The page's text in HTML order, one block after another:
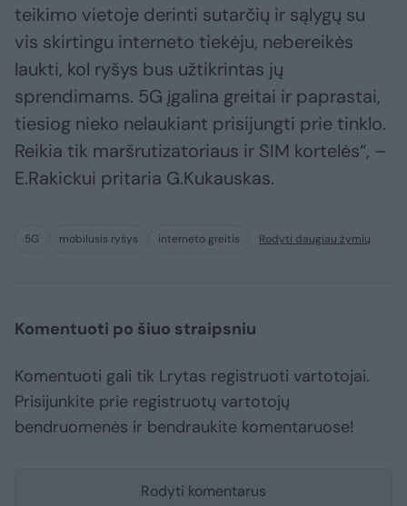
teikimo vietoje derinti sutarčių ir sąlygų su
vis skirtingu interneto tiekėju, nebereikės
laukti, kol ryšys bus užtikrintas jų
sprendimams. 5G įgalina greitai ir paprastai,
tiesiog nieko nelaukiant prisijungti prie tinklo.
Reikia tik maršrutizatoriaus ir SIM kortelės“, –
E.Rakickui pritaria G.Kukauskas.
5G mobilusis ryšys interneto greitis Rodyti daugiau žymių
Komentuoti po šiuo straipsniu
Komentuoti gali tik Lrytas registruoti vartotojai.
Prisijunkite prie registruotų vartotojų
bendruomenės ir bendraukite komentaruose!
Rodyti komentarus